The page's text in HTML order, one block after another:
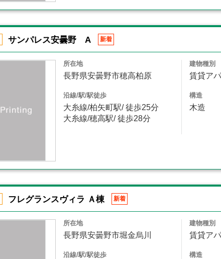
サンパレス安曇野 A 新着
所在地
長野県安曇野市穂高柏原
沿線/駅/駅徒歩
大糸線/柏矢町駅/ 徒歩25分
大糸線/穂高駅/ 徒歩28分
建物種別
賃貸ア
構造
木造
フレグランスヴィラ Ａ棟 新着
所在地
長野県安曇野市堀金烏川
沿線/駅/駅徒歩
建物種別
賃貸ア
構造